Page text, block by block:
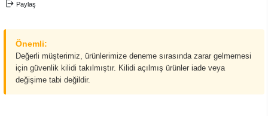
Paylaş
Önemli:
Değerli müşterimiz, ürünlerimize deneme sırasında zarar gelmemesi
için güvenlik kilidi takılmıştır. Kilidi açılmış ürünler iade veya
değişime tabi değildir.